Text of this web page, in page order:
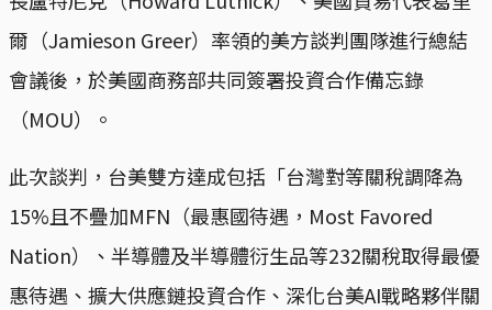
爾（Jamieson Greer）率領的美方談判團隊進行總結
會議後，於美國商務部共同簽署投資合作備忘錄
（MOU）。
此次談判，台美雙方達成包括「台灣對等關稅調降為
15%且不疊加MFN（最惠國待遇，Most Favored
Nation​​）、半導體及半導體衍生品等232關稅取得最優
惠待遇、擴大供應鏈投資合作、深化台美AI戰略夥伴關